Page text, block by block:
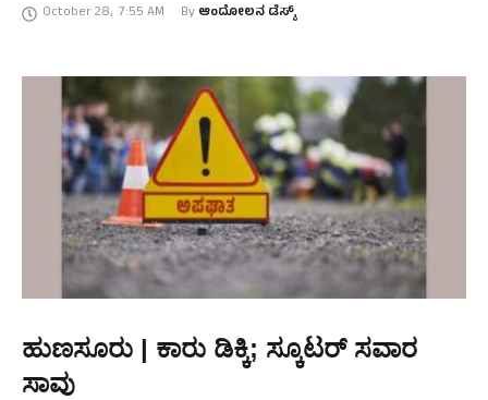
October 28, 7:55 AM By ಆಂದೋಲನ ಡೆಸ್ಕ್
ಹುಣಸೂರು | ಕಾರು ಡಿಕ್ಕಿ; ಸ್ಕೂಟರ್ ಸವಾರ
ಸಾವು